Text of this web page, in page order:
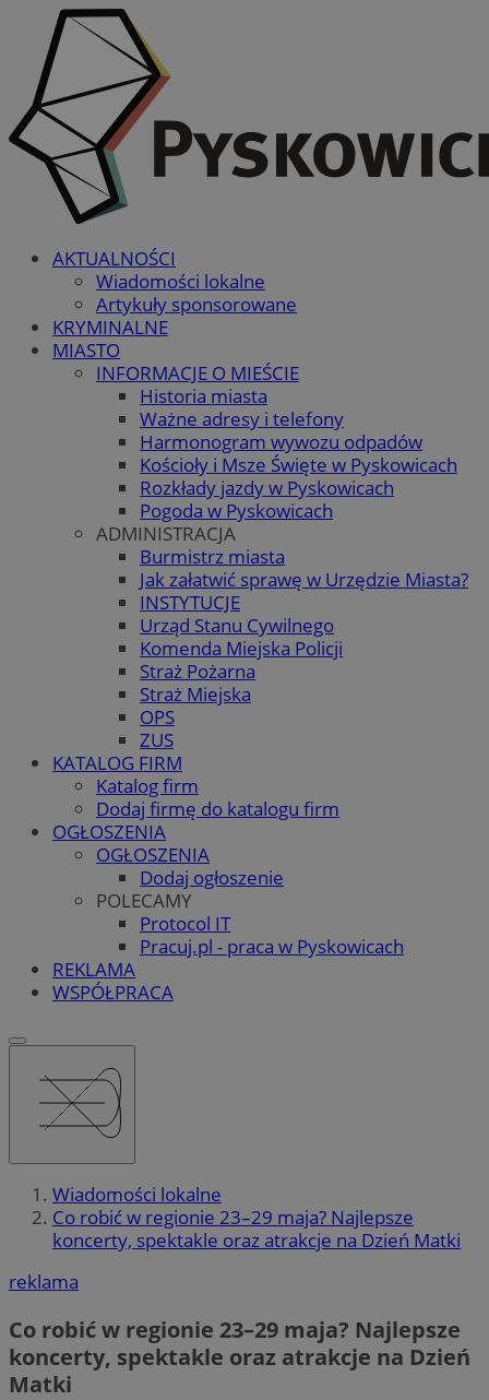
AKTUALNOŚCI
Wiadomości lokalne
Artykuły sponsorowane
KRYMINALNE
MIASTO
INFORMACJE O MIEŚCIE
Historia miasta
Ważne adresy i telefony
Harmonogram wywozu odpadów
Kościoły i Msze Święte w Pyskowicach
Rozkłady jazdy w Pyskowicach
Pogoda w Pyskowicach
ADMINISTRACJA
Burmistrz miasta
Jak załatwić sprawę w Urzędzie Miasta?
INSTYTUCJE
Urząd Stanu Cywilnego
Komenda Miejska Policji
Straż Pożarna
Straż Miejska
OPS
ZUS
KATALOG FIRM
Katalog firm
Dodaj firmę do katalogu firm
OGŁOSZENIA
OGŁOSZENIA
Dodaj ogłoszenie
POLECAMY
Protocol IT
Pracuj.pl - praca w Pyskowicach
REKLAMA
WSPÓŁPRACA
Wiadomości lokalne
Co robić w regionie 23–29 maja? Najlepsze
koncerty, spektakle oraz atrakcje na Dzień Matki
reklama
Co robić w regionie 23–29 maja? Najlepsze
koncerty, spektakle oraz atrakcje na Dzień
Matki